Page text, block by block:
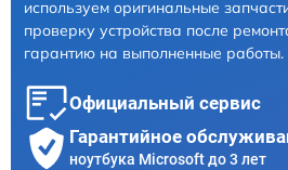
используем оригинальные
проверку устройства после
гарантию на выполненные работы.
Официальный сервис
Гарантийное
ноутбука Microsoft до 3 лет